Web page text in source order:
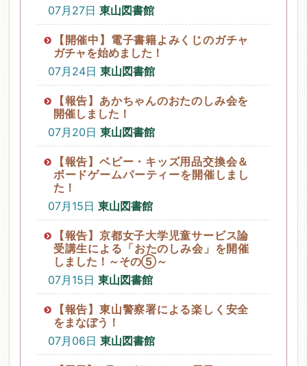
07月27日 東山図書館
【開催中】電子書籍よみくじのガチャ
ガチャを始めました！
07月24日 東山図書館
【報告】あかちゃんのおたのしみ会を
開催しました！
07月20日 東山図書館
【報告】ベビー・キッズ用品交換会＆
ボードゲームパーティーを開催しまし
た！
07月15日 東山図書館
【報告】京都女子大学児童サービス論
受講生による「おたのしみ会」を開催
しました！～その⑤～
07月15日 東山図書館
【報告】東山警察署による楽しく安全
をまなぼう！
07月06日 東山図書館